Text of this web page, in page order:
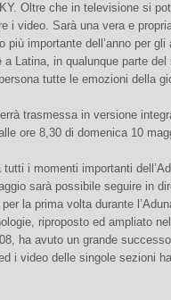
Oltre che in televisione si
i video. Sarà una vera e
più importante dell’anno per
a Latina, in qualunque parte
tutte le emozioni della
trasmessa in versione
ore 8,30 di domenica 10
i momenti importanti
sarà possibile seguire in
la prima volta durante
riproposto ed ampliato
ha avuto un grande
i video delle singole sezioni